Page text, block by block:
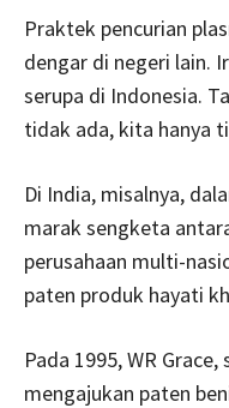
Praktek pencurian
dengar di negeri lain.
serupa di Indonesia.
tidak ada, kita hanya
Di India, misalnya,
marak sengketa
perusahaan multi-
paten produk hayati
Pada 1995, WR
mengajukan paten